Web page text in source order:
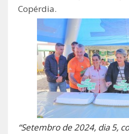
Copérdia.
“Setembro de 2024, dia 5,